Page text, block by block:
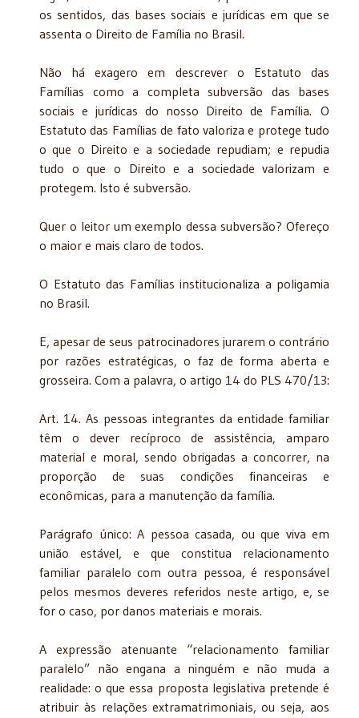
os sentidos, das bases sociais e jurídicas em que se
assenta o Direito de Família no Brasil.
Não há exagero em descrever o Estatuto das
Famílias como a completa subversão das bases
sociais e jurídicas do nosso Direito de Família. O
Estatuto das Famílias de fato valoriza e protege tudo
o que o Direito e a sociedade repudiam; e repudia
tudo o que o Direito e a sociedade valorizam e
protegem. Isto é subversão.
Quer o leitor um exemplo dessa subversão? Ofereço
o maior e mais claro de todos.
O Estatuto das Famílias institucionaliza a poligamia
no Brasil.
E, apesar de seus patrocinadores jurarem o contrário
por razões estratégicas, o faz de forma aberta e
grosseira. Com a palavra, o artigo 14 do PLS 470/13:
Art. 14. As pessoas integrantes da entidade familiar
têm o dever recíproco de assistência, amparo
material e moral, sendo obrigadas a concorrer, na
proporção de suas condições financeiras e
econômicas, para a manutenção da família.
Parágrafo único: A pessoa casada, ou que viva em
união estável, e que constitua relacionamento
familiar paralelo com outra pessoa, é responsável
pelos mesmos deveres referidos neste artigo, e, se
for o caso, por danos materiais e morais.
A expressão atenuante “relacionamento familiar
paralelo” não engana a ninguém e não muda a
realidade: o que essa proposta legislativa pretende é
atribuir às relações extramatrimoniais, ou seja, aos